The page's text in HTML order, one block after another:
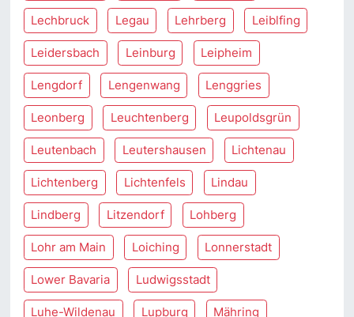
Lechbruck Legau Lehrberg Leiblfing
Leidersbach Leinburg Leipheim
Lengdorf Lengenwang Lenggries
Leonberg Leuchtenberg Leupoldsgrün
Leutenbach Leutershausen Lichtenau
Lichtenberg Lichtenfels Lindau
Lindberg Litzendorf Lohberg
Lohr am Main Loiching Lonnerstadt
Lower Bavaria Ludwigsstadt
Luhe-Wildenau Lupburg Mähring